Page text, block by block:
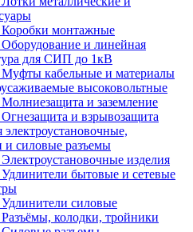
Коробки монтажные
и линейная
для СИП до 1кВ
Муфты кабельные и материалы
высоковольтные
и заземление
и взрывозащита
электроустановочные,
и силовые разъемы
изделия
бытовые и сетевые
силовые
колодки, тройники